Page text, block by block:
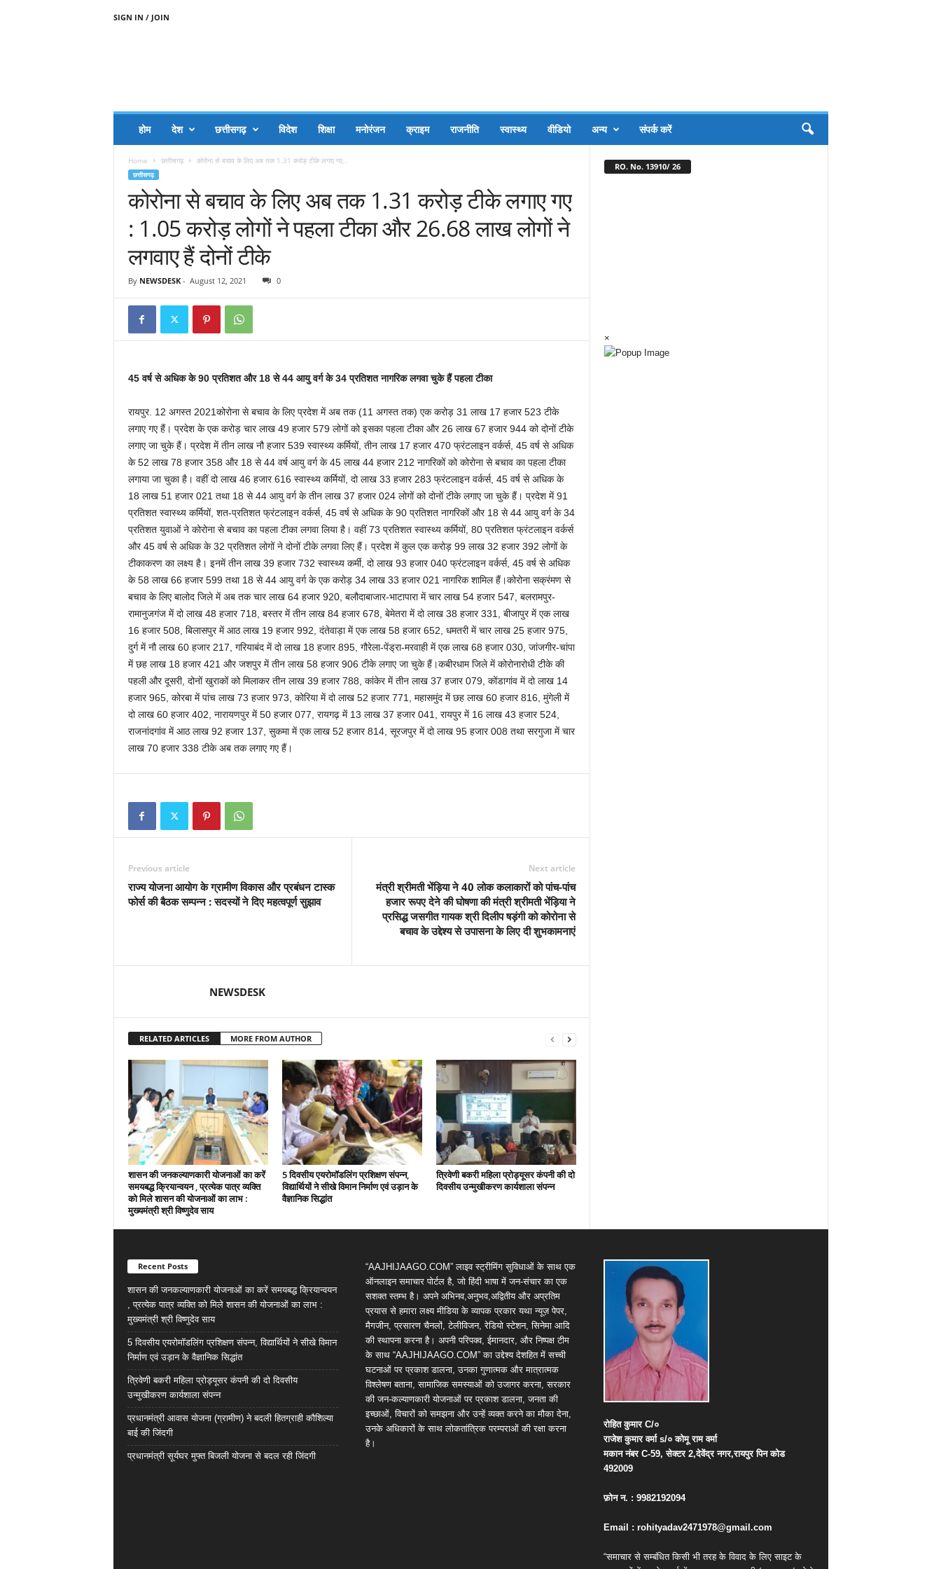
SIGN IN / JOIN
होम देश छत्तीसगढ़ विदेश शिक्षा मनोरंजन क्राइम राजनीति स्वास्थ्य वीडियो अन्य संपर्क करें
Home छत्तीसगढ़ कोरोना से बचाव के लिए अब तक 1.31 करोड़ टीके लगाए गए...
छत्तीसगढ़
कोरोना से बचाव के लिए अब तक 1.31 करोड़ टीके लगाए गए
: 1.05 करोड़ लोगों ने पहला टीका और 26.68 लाख लोगों ने
लगवाए हैं दोनों टीके
By NEWSDESK- August 12, 2021 0
45 वर्ष से अधिक के 90 प्रतिशत और 18 से 44 आयु वर्ग के 34 प्रतिशत नागरिक लगवा चुके हैं पहला टीका
रायपुर. 12 अगस्त 2021कोरोना से बचाव के लिए प्रदेश में अब तक (11 अगस्त तक) एक करोड़ 31 लाख 17 हजार 523 टीके
लगाए गए हैं। प्रदेश के एक करोड़ चार लाख 49 हजार 579 लोगों को इसका पहला टीका और 26 लाख 67 हजार 944 को दोनों टीके
लगाए जा चुके हैं। प्रदेश में तीन लाख नौ हजार 539 स्वास्थ्य कर्मियों, तीन लाख 17 हजार 470 फ्रंटलाइन वर्कर्स, 45 वर्ष से अधिक
के 52 लाख 78 हजार 358 और 18 से 44 वर्ष आयु वर्ग के 45 लाख 44 हजार 212 नागरिकों को कोरोना से बचाव का पहला टीका
लगाया जा चुका है। वहीं दो लाख 46 हजार 616 स्वास्थ्य कर्मियों, दो लाख 33 हजार 283 फ्रंटलाइन वर्कर्स, 45 वर्ष से अधिक के
18 लाख 51 हजार 021 तथा 18 से 44 आयु वर्ग के तीन लाख 37 हजार 024 लोगों को दोनों टीके लगाए जा चुके हैं। प्रदेश में 91
प्रतिशत स्वास्थ्य कर्मियों, शत-प्रतिशत फ्रंटलाइन वर्कर्स, 45 वर्ष से अधिक के 90 प्रतिशत नागरिकों और 18 से 44 आयु वर्ग के 34
प्रतिशत युवाओं ने कोरोना से बचाव का पहला टीका लगवा लिया है। वहीं 73 प्रतिशत स्वास्थ्य कर्मियों, 80 प्रतिशत फ्रंटलाइन वर्कर्स
और 45 वर्ष से अधिक के 32 प्रतिशत लोगों ने दोनों टीके लगवा लिए हैं। प्रदेश में कुल एक करोड़ 99 लाख 32 हजार 392 लोगों के
टीकाकरण का लक्ष्य है। इनमें तीन लाख 39 हजार 732 स्वास्थ्य कर्मी, दो लाख 93 हजार 040 फ्रंटलाइन वर्कर्स, 45 वर्ष से अधिक
के 58 लाख 66 हजार 599 तथा 18 से 44 आयु वर्ग के एक करोड़ 34 लाख 33 हजार 021 नागरिक शामिल हैं।कोरोना सक्रंमण से
बचाव के लिए बालोद जिले में अब तक चार लाख 64 हजार 920, बलौदाबाजार-भाटापारा में चार लाख 54 हजार 547, बलरामपुर-
रामानुजगंज में दो लाख 48 हजार 718, बस्तर में तीन लाख 84 हजार 678, बेमेतरा में दो लाख 38 हजार 331, बीजापुर में एक लाख
16 हजार 508, बिलासपुर में आठ लाख 19 हजार 992, दंतेवाड़ा में एक लाख 58 हजार 652, धमतरी में चार लाख 25 हजार 975,
दुर्ग में नौ लाख 60 हजार 217, गरियाबंद में दो लाख 18 हजार 895, गौरेला-पेंड्रा-मरवाही में एक लाख 68 हजार 030, जांजगीर-चांपा
में छह लाख 18 हजार 421 और जशपुर में तीन लाख 58 हजार 906 टीके लगाए जा चुके हैं।कबीरधाम जिले में कोरोनारोधी टीके की
पहली और दूसरी, दोनों खुराकों को मिलाकर तीन लाख 39 हजार 788, कांकेर में तीन लाख 37 हजार 079, कोंडागांव में दो लाख 14
हजार 965, कोरबा में पांच लाख 73 हजार 973, कोरिया में दो लाख 52 हजार 771, महासमुंद में छह लाख 60 हजार 816, मुंगेली में
दो लाख 60 हजार 402, नारायणपुर में 50 हजार 077, रायगढ़ में 13 लाख 37 हजार 041, रायपुर में 16 लाख 43 हजार 524,
राजनांदगांव में आठ लाख 92 हजार 137, सुकमा में एक लाख 52 हजार 814, सूरजपुर में दो लाख 95 हजार 008 तथा सरगुजा में चार
लाख 70 हजार 338 टीके अब तक लगाए गए हैं।
Previous article
राज्य योजना आयोग के ग्रामीण विकास और प्रबंधन टास्क
फोर्स की बैठक सम्पन्न : सदस्यों ने दिए महत्वपूर्ण सुझाव
Next article
मंत्री श्रीमती भेंड़िया ने 40 लोक कलाकारों को पांच-पांच
हजार रूपए देने की घोषणा की मंत्री श्रीमती भेंड़िया ने
प्रसिद्ध जसगीत गायक श्री दिलीप षड़ंगी को कोरोना से
बचाव के उद्देश्य से उपासना के लिए दी शुभकामनाएं
NEWSDESK
RELATED ARTICLES MORE FROM AUTHOR
शासन की जनकल्याणकारी योजनाओं का करें
समयबद्ध क्रियान्वयन , प्रत्येक पात्र व्यक्ति
को मिले शासन की योजनाओं का लाभ :
मुख्यमंत्री श्री विष्णुदेव साय
5 दिवसीय एयरोमॉडलिंग प्रशिक्षण संपन्न,
विद्यार्थियों ने सीखे विमान निर्माण एवं उड़ान के
वैज्ञानिक सिद्धांत
त्रिवेणी बकरी महिला प्रोड्यूसर कंपनी की दो
दिवसीय उन्मुखीकरण कार्यशाला संपन्न
RO. No. 13910/ 26
×
Recent Posts
शासन की जनकल्याणकारी योजनाओं का करें समयबद्ध क्रियान्वयन
, प्रत्येक पात्र व्यक्ति को मिले शासन की योजनाओं का लाभ :
मुख्यमंत्री श्री विष्णुदेव साय
5 दिवसीय एयरोमॉडलिंग प्रशिक्षण संपन्न, विद्यार्थियों ने सीखे विमान
निर्माण एवं उड़ान के वैज्ञानिक सिद्धांत
त्रिवेणी बकरी महिला प्रोड्यूसर कंपनी की दो दिवसीय
उन्मुखीकरण कार्यशाला संपन्न
प्रधानमंत्री आवास योजना (ग्रामीण) ने बदली हितग्राही कौशिल्या
बाई की जिंदगी
प्रधानमंत्री सूर्यघर मुफ्त बिजली योजना से बदल रही जिंदगी
“AAJHIJAAGO.COM” लाइव स्ट्रीमिंग सुविधाओं के साथ एक
ऑनलाइन समाचार पोर्टल है, जो हिंदी भाषा में जन-संचार का एक
सशक्त स्तम्भ है। अपने अभिनव,अनुभव,अद्वितीय और अप्रतिम
प्रयास से हमारा लक्ष्य मीडिया के व्यापक प्रकार यथा न्यूज़ पेपर,
मैगजीन, प्रसारण चैनलों, टेलीविजन, रेडियो स्टेशन, सिनेमा आदि
की स्थापना करना है। अपनी परिपक्व, ईमानदार, और निष्पक्ष टीम
के साथ “AAJHIJAAGO.COM” का उद्देश्य देशहित में सच्ची
घटनाओं पर प्रकाश डालना, उनका गुणात्मक और मात्रात्मक
विश्लेषण बताना, सामाजिक समस्याओं को उजागर करना, सरकार
की जन-कल्याणकारी योजनाओं पर प्रकाश डालना, जनता की
इच्छाओं, विचारों को समझना और उन्हें व्यक्त करने का मौका देना,
उनके अधिकारों के साथ लोकतांत्रिक परम्पराओं की रक्षा करना
है।
रोहित कुमारC/०
राजेश कुमार वर्माs/० कोमू राम वर्मा
मकान नंबरC-59,सेक्टर2,देवेंद्र नगर,रायपुर पिन कोड
492009
फ़ोन न. : 9982192094
Email : rohityadav2471978@gmail.com
“समाचार से सम्बंधित किसी भी तरह के विवाद के लिए साइट के